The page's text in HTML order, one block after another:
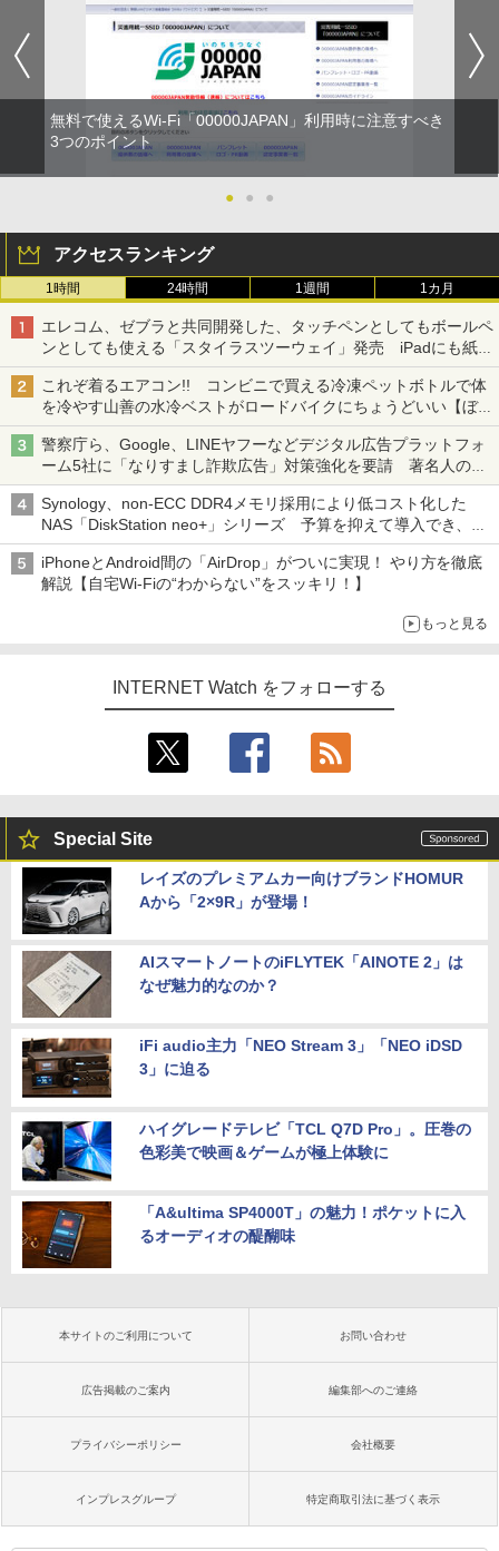
無料で使えるWi-Fi「00000JAPAN」利用時に注意すべき
3つのポイント
● ● ●
アクセスランキング
1時間 24時間 1週間 1カ月
エレコム、ゼブラと共同開発した、タッチペンとしてもボールペ
ンとしても使える「スタイラスツーウェイ」発売 iPadにも紙に
も、持ち替えずに書き込める
これぞ着るエアコン!! コンビニで買える冷凍ペットボトルで体
を冷やす山善の水冷ベストがロードバイクにちょうどいい【ぼっ
ち・ざ・ろーど！その14】【空いた時間でなにしてる？】
警察庁ら、Google、LINEヤフーなどデジタル広告プラットフォ
ーム5社に「なりすまし詐欺広告」対策強化を要請 著名人の写
真や映像を使った投資詐欺などへの対策として
Synology、non-ECC DDR4メモリ採用により低コスト化した
NAS「DiskStation neo+」シリーズ 予算を抑えて導入でき、
ECCメモリへのアップグレードも可能
iPhoneとAndroid間の「AirDrop」がついに実現！ やり方を徹底
解説【自宅Wi-Fiの“わからない”をスッキリ！】
もっと見る
INTERNET Watch をフォローする
Special Site
レイズのプレミアムカー向けブランドHOMUR
Aから「2×9R」が登場！
AIスマートノートのiFLYTEK「AINOTE 2」は
なぜ魅力的なのか？
iFi audio主力「NEO Stream 3」「NEO iDSD
3」に迫る
ハイグレードテレビ「TCL Q7D Pro」。圧巻の
色彩美で映画＆ゲームが極上体験に
「A&ultima SP4000T」の魅力！ポケットに入
るオーディオの醍醐味
本サイトのご利用について お問い合わせ
広告掲載のご案内 編集部へのご連絡
プライバシーポリシー 会社概要
インプレスグループ 特定商取引法に基づく表示